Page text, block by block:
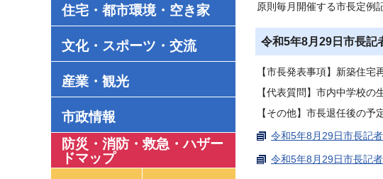
住宅・都市環境・空き家
文化・スポーツ・交流
産業・観光
市政情報
防災・消防・救急 ・ハザー
ドマップ
原則毎月開催する市長定例
令和5年8月29日市長記
【市長発表事項】新築住
【代表質問】市内中学校
【その他】市長退任後の
令和5年8月29日市長記
令和5年8月29日市長記